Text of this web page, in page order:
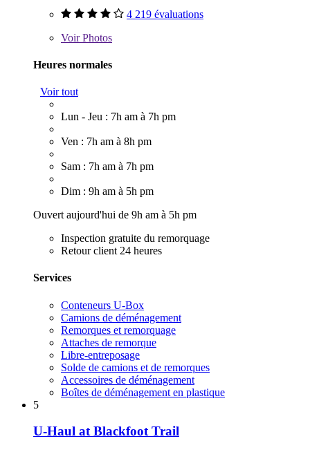
4 219 évaluations
VoirPhotos
Heures normales
Voir tout
Lun - Jeu : 7h am à 7h pm
Ven : 7h am à 8h pm
Sam : 7h am à 7h pm
Dim : 9h am à 5h pm
Ouvert aujourd'hui de 9h am à 5h pm
Inspection gratuite du remorquage
Retour client 24 heures
Services
Conteneurs U-Box
Camions de déménagement
Remorques et remorquage
Attaches de remorque
Libre-entreposage
Solde de camions et de remorques
Accessoires de déménagement
Boîtes de déménagement en plastique
5
U-Haul at Blackfoot Trail